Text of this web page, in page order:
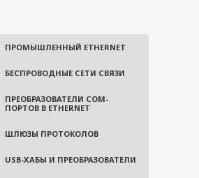
ПРОМЫШЛЕННЫЙ ETHERNET
БЕСПРОВОДНЫЕ СЕТИ СВЯЗИ
ПРЕОБРАЗОВАТЕЛИ COM-
ПОРТОВ В ETHERNET
ШЛЮЗЫ ПРОТОКОЛОВ
USB-ХАБЫ И ПРЕОБРАЗОВАТЕЛИ